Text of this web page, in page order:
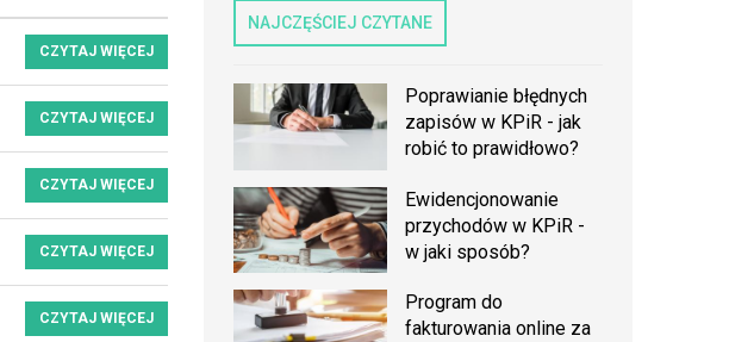
CZYTAJ WIĘCEJ
CZYTAJ WIĘCEJ
CZYTAJ WIĘCEJ
CZYTAJ WIĘCEJ
CZYTAJ WIĘCEJ
NAJCZĘŚCIEJ CZYTANE
Poprawianie błędnych
zapisów w KPiR - jak
robić to prawidłowo?
Ewidencjonowanie
przychodów w KPiR -
w jaki sposób?
Program do
fakturowania online za